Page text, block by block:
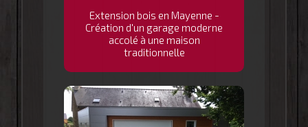
Extension bois en Mayenne -
Création d'un garage moderne
accolé à une maison
traditionnelle